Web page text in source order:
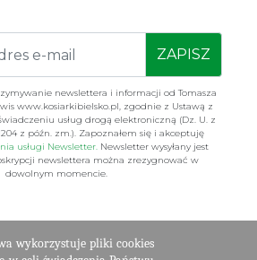
ZAPISZ
newslettera i informacji od Tomasza
www.kosiarkibielsko.pl, zgodnie z Ustawą z
usług drogą elektroniczną (Dz. U. z
z późn. zm.). Zapoznałem się i akceptuję
usługi Newsletter. Newsletter wysyłany jest
newslettera można zrezygnować w
dowolnym momencie.
wykorzystuje pliki cookies